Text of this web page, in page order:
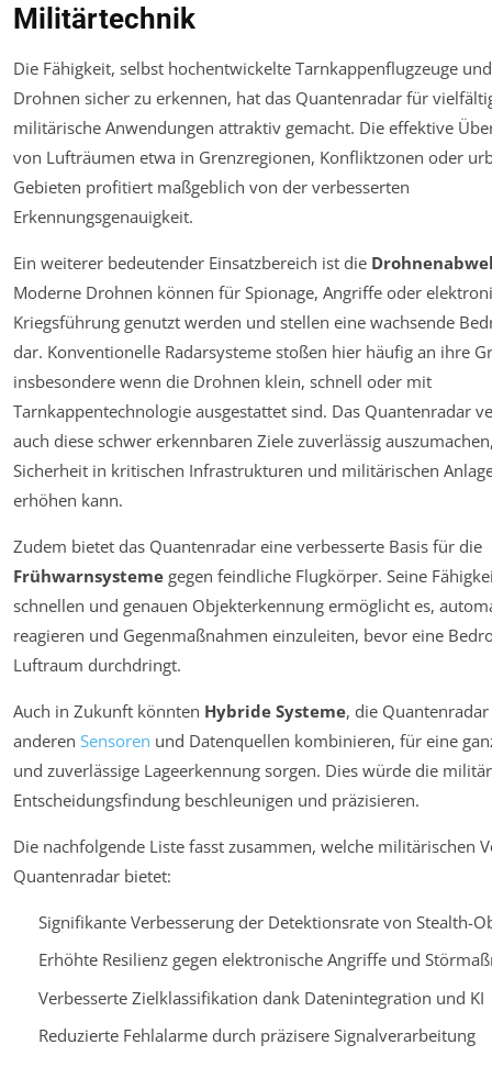
Militärtechnik
Die Fähigkeit, selbst hochentwickelte Tarnkappenflugzeuge
Drohnen sicher zu erkennen, hat das Quantenradar für
militärische Anwendungen attraktiv gemacht. Die effektive
von Lufträumen etwa in Grenzregionen, Konfliktzonen oder
Gebieten profitiert maßgeblich von der verbesserten
Erkennungsgenauigkeit.
Ein weiterer bedeutender Einsatzbereich ist die
Moderne Drohnen können für Spionage, Angriffe oder
Kriegsführung genutzt werden und stellen eine wachsende
dar. Konventionelle Radarsysteme stoßen hier häufig an ihre
insbesondere wenn die Drohnen klein, schnell oder mit
Tarnkappentechnologie ausgestattet sind. Das Quantenradar
auch diese schwer erkennbaren Ziele zuverlässig
Sicherheit in kritischen Infrastrukturen und militärischen
erhöhen kann.
Zudem bietet das Quantenradar eine verbesserte Basis für die
Frühwarnsysteme gegen feindliche Flugkörper. Seine
schnellen und genauen Objekterkennung ermöglicht es,
reagieren und Gegenmaßnahmen einzuleiten, bevor eine
Luftraum durchdringt.
Auch in Zukunft könnten Hybride Systeme, die
anderen Sensoren und Datenquellen kombinieren, für eine
und zuverlässige Lageerkennung sorgen. Dies würde die
Entscheidungsfindung beschleunigen und präzisieren.
Die nachfolgende Liste fasst zusammen, welche militärischen
Quantenradar bietet:
Signifikante Verbesserung der Detektionsrate von Stealth-
Erhöhte Resilienz gegen elektronische Angriffe und
Verbesserte Zielklassifikation dank Datenintegration und KI
Reduzierte Fehlalarme durch präzisere Signalverarbeitung